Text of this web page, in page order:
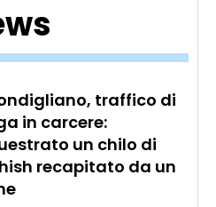
traffico di
in carcere:
un chilo di
recapitato da un